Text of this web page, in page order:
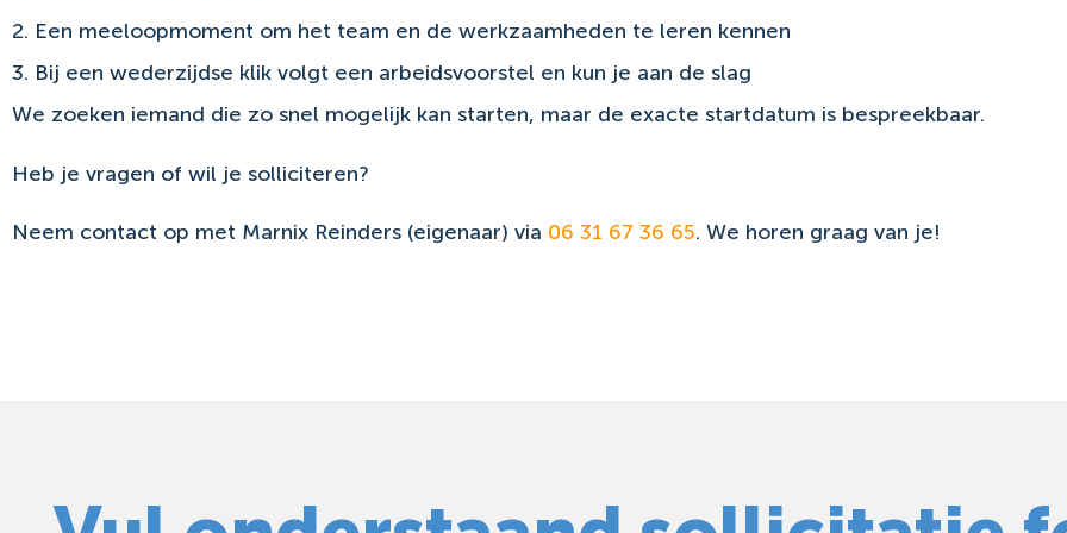
2. Een meeloopmoment om het team en de werkzaamheden te leren kennen
3. Bij een wederzijdse klik volgt een arbeidsvoorstel en kun je aan de slag
We zoeken iemand die zo snel mogelijk kan starten, maar de exacte startdatum is bespreekbaar.
Heb je vragen of wil je solliciteren?
Neem contact op met Marnix Reinders (eigenaar) via 06 31 67 36 65. We horen graag van je!